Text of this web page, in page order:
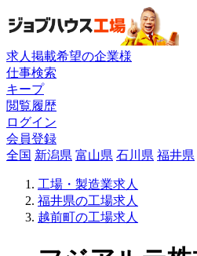
求人掲載希望の企業様
仕事検索
キープ
閲覧履歴
ログイン
会員登録
全国 新潟県 富山県 石川県 福井県
工場・製造業求人
福井県の工場求人
越前町の工場求人